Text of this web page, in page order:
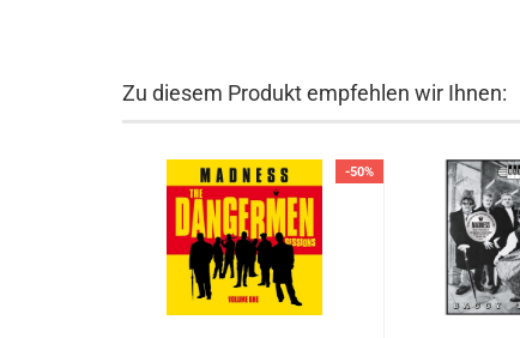
Zu diesem Produkt empfehlen wir Ihnen:
-50%